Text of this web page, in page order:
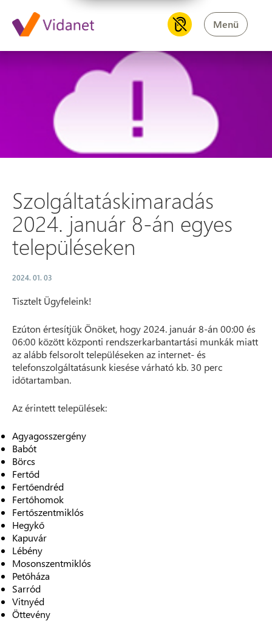
Menü
Szolgáltatáskimaradás 2024.
Szolgáltatáskimaradás
2024. január 8-án egyes
településeken
2024. 01. 03
Tisztelt Ügyfeleink!
Ezúton értesítjük Önöket, hogy 2024. január 8-án 00:00 és
06:00 között központi rendszerkarbantartási munkák miatt
az alább felsorolt településeken az internet- és
telefonszolgáltatásunk kiesése várható kb. 30 perc
időtartamban.
Az érintett települések:
Agyagosszergény
Babót
Börcs
Fertőd
Fertőendréd
Fertőhomok
Fertőszentmiklós
Hegykő
Kapuvár
Lébény
Mosonszentmiklós
Petőháza
Sarród
Vitnyéd
Öttevény